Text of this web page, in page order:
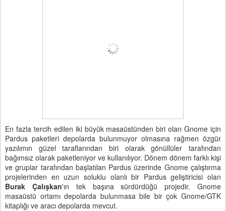
En fazla tercih edilen iki büyük masaüstünden biri olan Gnome için
Pardus paketleri depolarda bulunmuyor olmasına rağmen özgür
yazılımın güzel taraflarından biri olarak gönüllüler tarafından
bağımsız olarak paketleniyor ve kullanılıyor. Dönem dönem farklı kişi
ve gruplar tarafından başlatılan Pardus üzerinde Gnome çalıştırma
projelerinden en uzun soluklu olanlı bir Pardus geliştiricisi olan
Burak Çalışkan'ın tek başına sürdürdüğü projedir. Gnome
masaüstü ortamı depolarda bulunmasa bile bir çok Gnome/GTK
kitaplığı ve aracı depolarda mevcut.